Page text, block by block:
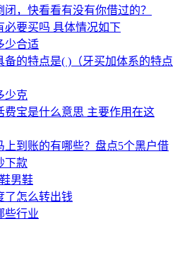
闭，快看看有没有你借过的？
必要买吗 具体情况如下
少合适
备的特点是( )（牙买加体系的特点
少克
费宝是什么意思 主要作用在这
上到账的有哪些？盘点5个黑户借
下款
男鞋
了怎么转出钱
些行业